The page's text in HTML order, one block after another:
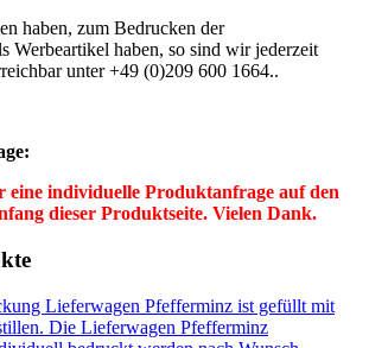
haben, zum Bedrucken der
Werbeartikel haben, so sind wir jederzeit
unter +49 (0)209 600 1664..
eine individuelle Produktanfrage auf den
dieser Produktseite. Vielen Dank.